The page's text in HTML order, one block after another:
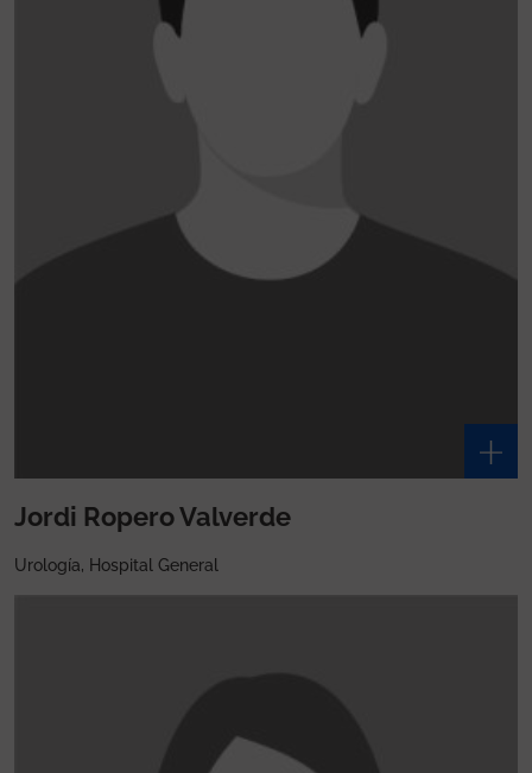
Jordi Ropero Valverde
Urología, Hospital General